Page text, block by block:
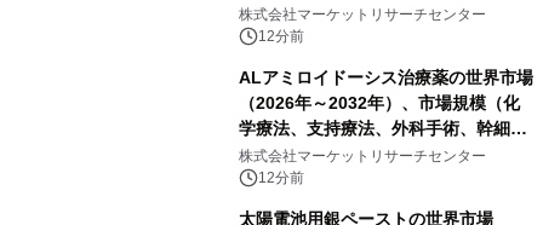
レポートを発表
株式会社マーケットリサーチセンター
12分前
ALアミロイドーシス治療薬の世界市場
（2026年～2032年）、市場規模（化
学療法、支持療法、外科手術、幹細胞
移植、標的療法）・分析レポートを発
表
株式会社マーケットリサーチセンター
12分前
太陽電池用銀ペーストの世界市場